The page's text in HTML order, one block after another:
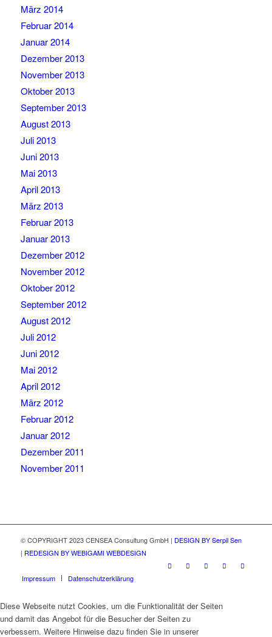
März 2014
Februar 2014
Januar 2014
Dezember 2013
November 2013
Oktober 2013
September 2013
August 2013
Juli 2013
Juni 2013
Mai 2013
April 2013
März 2013
Februar 2013
Januar 2013
Dezember 2012
November 2012
Oktober 2012
September 2012
August 2012
Juli 2012
Juni 2012
Mai 2012
April 2012
März 2012
Februar 2012
Januar 2012
Dezember 2011
November 2011
© COPYRIGHT 2023 CENSEA Consultung GmbH | DESIGN BY Serpil Sen
| REDESIGN BY WEBIGAMI WEBDESIGN
Impressum Datenschutzerklärung
Diese Webseite nutzt Cookies, um die Funktionalität der Seiten
und damit das Angebot für die Besucher der Seiten zu
verbessern. Weitere Hinweise dazu finden Sie in unserer